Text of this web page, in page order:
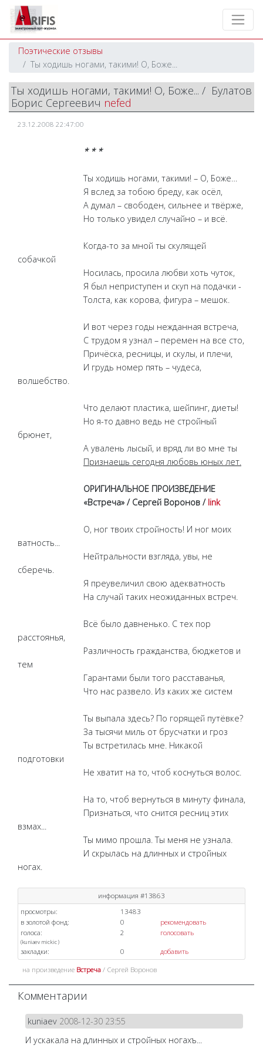
Поэтические отзывы
Ты ходишь ногами, такими! О, Боже...
Ты ходишь ногами, такими! О, Боже... / Булатов
Борис Сергеевич nefed
23.12.2008 22:47:00
* * *
Ты ходишь ногами, такими! – О, Боже…
Я вслед за тобою бреду, как осёл,
А думал – свободен, сильнее и твёрже,
Но только увидел случайно – и всё.
Когда-то за мной ты скулящей
собачкой
Носилась, просила любви хоть чуток,
Я был неприступен и скуп на подачки -
Толста, как корова, фигура – мешок.
И вот через годы нежданная встреча,
С трудом я узнал – перемен на все сто,
Причёска, ресницы, и скулы, и плечи,
И грудь номер пять – чудеса,
волшебство.
Что делают пластика, шейпинг, диеты!
Но я-то давно ведь не стройный
брюнет,
А увалень лысый, и вряд ли во мне ты
Признаешь сегодня любовь юных лет.
ОРИГИНАЛЬНОЕ ПРОИЗВЕДЕНИЕ
«Встреча» / Сергей Воронов / link
О, ног твоих стройность! И ног моих
ватность...
Нейтральности взгляда, увы, не
сберечь.
Я преувеличил свою адекватность
На случай таких неожиданных встреч.
Всё было давненько. С тех пор
расстоянья,
Различность гражданства, бюджетов и
тем
Гарантами были того расставанья,
Что нас развело. Из каких же систем
Ты выпала здесь? По горящей путёвке?
За тысячи миль от брусчатки и гроз
Ты встретилась мне. Никакой
подготовки
Не хватит на то, чтоб коснуться волос.
На то, чтоб вернуться в минуту финала,
Признаться, что снится ресниц этих
взмах...
Ты мимо прошла. Ты меня не узнала.
И скрылась на длинных и стройных
ногах.
информация #13863
просмотры:
13483
в золотой фонд:
0
рекомендовать
голоса:
2 голосовать
(kuniaev mickic)
закладки: 0 добавить
на произведение Встреча / Сергей Воронов
Комментарии
kuniaev 2008-12-30 23:55
И ускакала на длинных и стройных ногахъ...